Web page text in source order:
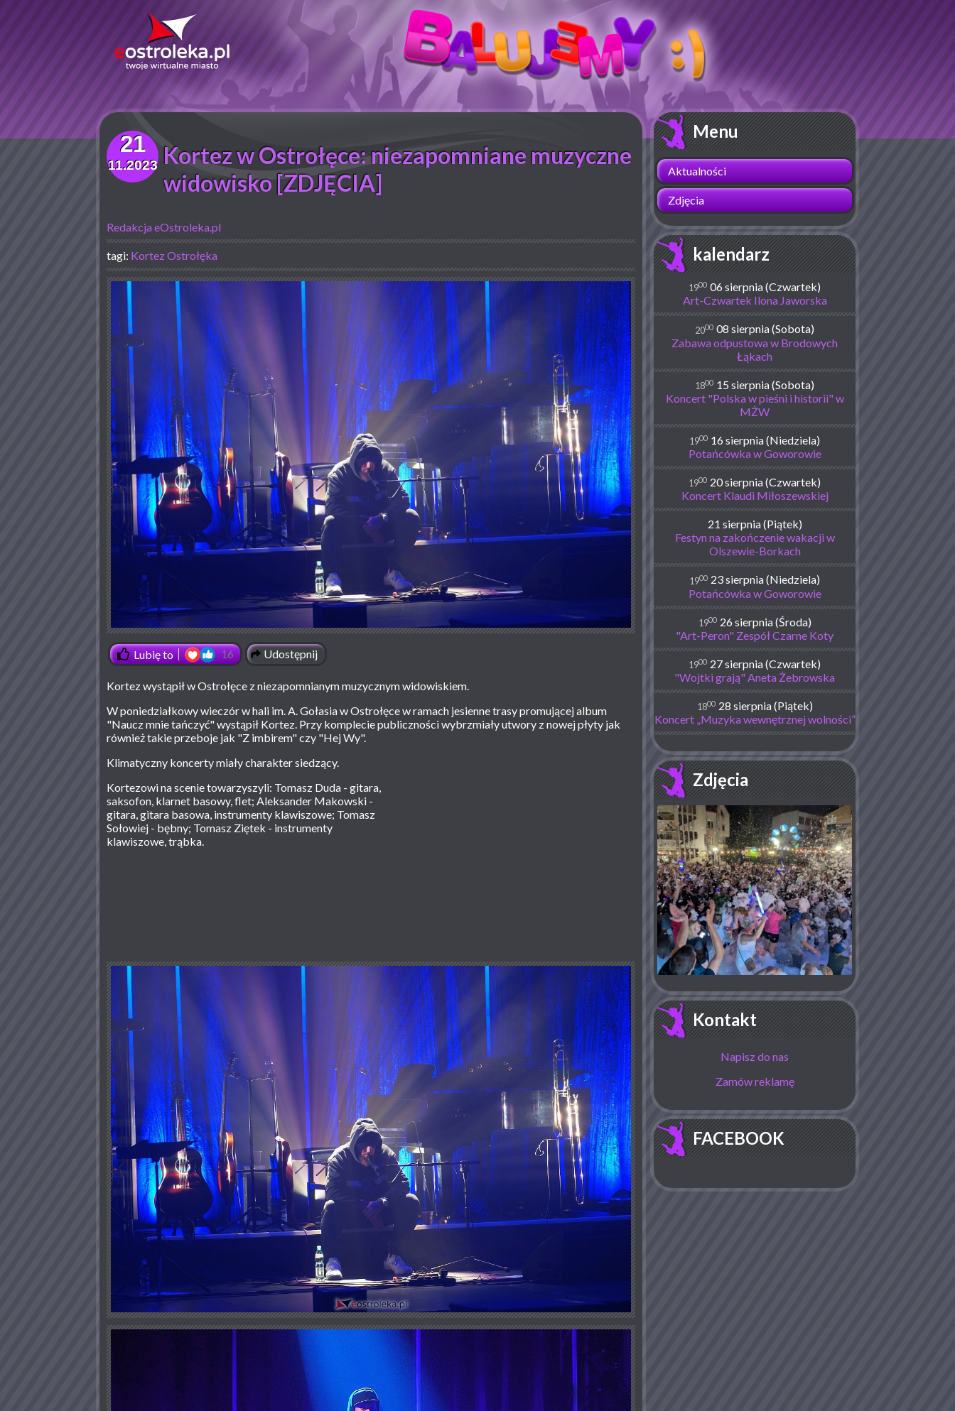
21
11.2023 Kortez w Ostrołęce: niezapomniane muzyczne
widowisko [ZDJĘCIA]
Redakcja eOstroleka.pl
tagi: KortezOstrołęka
Lubię to 16 Udostępnij
Kortez wystąpił w Ostrołęce z niezapomnianym muzycznym widowiskiem.
W poniedziałkowy wieczór w hali im. A. Gołasia w Ostrołęce w ramach jesienne trasy promującej album
"Naucz mnie tańczyć" wystąpił Kortez. Przy komplecie publiczności wybrzmiały utwory z nowej płyty jak
również takie przeboje jak "Z imbirem" czy "Hej Wy".
Klimatyczny koncerty miały charakter siedzący.
Kortezowi na scenie towarzyszyli: Tomasz Duda - gitara,
saksofon, klarnet basowy, flet; Aleksander Makowski -
gitara, gitara basowa, instrumenty klawiszowe; Tomasz
Sołowiej - bębny; Tomasz Ziętek - instrumenty
klawiszowe, trąbka.
Menu
Aktualności
Zdjęcia
kalendarz
1900 06 sierpnia (Czwartek)
Art-Czwartek Ilona Jaworska
2000 08 sierpnia (Sobota)
Zabawa odpustowa w Brodowych
Łąkach
1800 15 sierpnia (Sobota)
Koncert "Polska w pieśni i historii" w
MŻW
1900 16 sierpnia (Niedziela)
Potańcówka w Goworowie
1900 20 sierpnia (Czwartek)
Koncert Klaudi Miłoszewskiej
21 sierpnia (Piątek)
Festyn na zakończenie wakacji w
Olszewie-Borkach
1900 23 sierpnia (Niedziela)
Potańcówka w Goworowie
1900 26 sierpnia (Środa)
"Art-Peron" Zespół Czarne Koty
1900 27 sierpnia (Czwartek)
"Wojtki grają" Aneta Żebrowska
1800 28 sierpnia (Piątek)
Koncert „Muzyka wewnętrznej wolności”
Zdjęcia
Kontakt
Napisz do nas
Zamów reklamę
FACEBOOK